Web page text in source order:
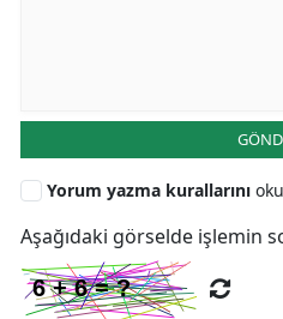
Yorum yazma kurallarını
Aşağıdaki görselde işlemin